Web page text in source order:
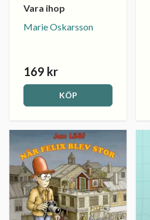
Vara ihop
Marie Oskarsson
169 kr
KÖP